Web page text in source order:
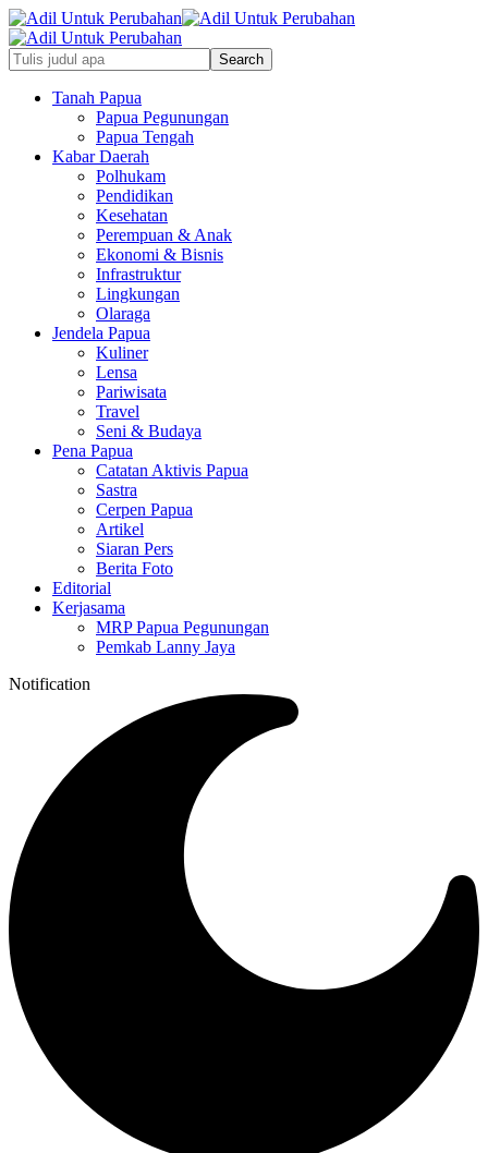
Tanah Papua
Papua Pegunungan
Papua Tengah
Kabar Daerah
Polhukam
Pendidikan
Kesehatan
Perempuan & Anak
Ekonomi & Bisnis
Infrastruktur
Lingkungan
Olaraga
Jendela Papua
Kuliner
Lensa
Pariwisata
Travel
Seni & Budaya
Pena Papua
Catatan Aktivis Papua
Sastra
Cerpen Papua
Artikel
Siaran Pers
Berita Foto
Editorial
Kerjasama
MRP Papua Pegunungan
Pemkab Lanny Jaya
Notification